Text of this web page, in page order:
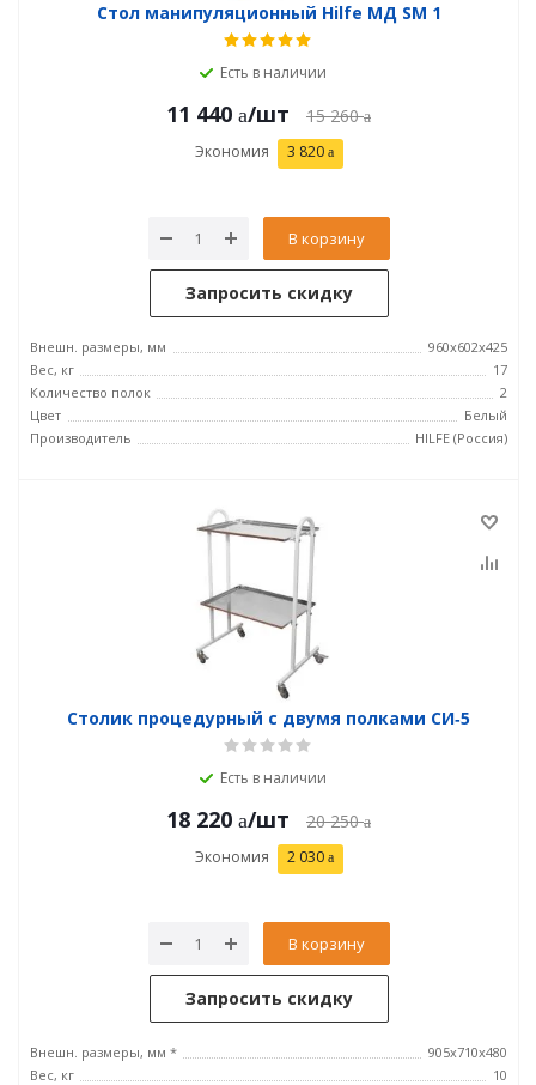
Стол манипуляционный Hilfe МД SM 1
Есть в наличии
11 440 /шт 15 260
Экономия 3 820
В корзину
Запросить скидку
Внешн. размеры, мм
960x602x425
Вес, кг
17
Количество полок
2
Цвет
Белый
Производитель
HILFE (Россия)
Столик процедурный с двумя полками СИ‑5
Есть в наличии
18 220 /шт 20 250
Экономия 2 030
В корзину
Запросить скидку
Внешн. размеры, мм *
905х710х480
Вес, кг
10